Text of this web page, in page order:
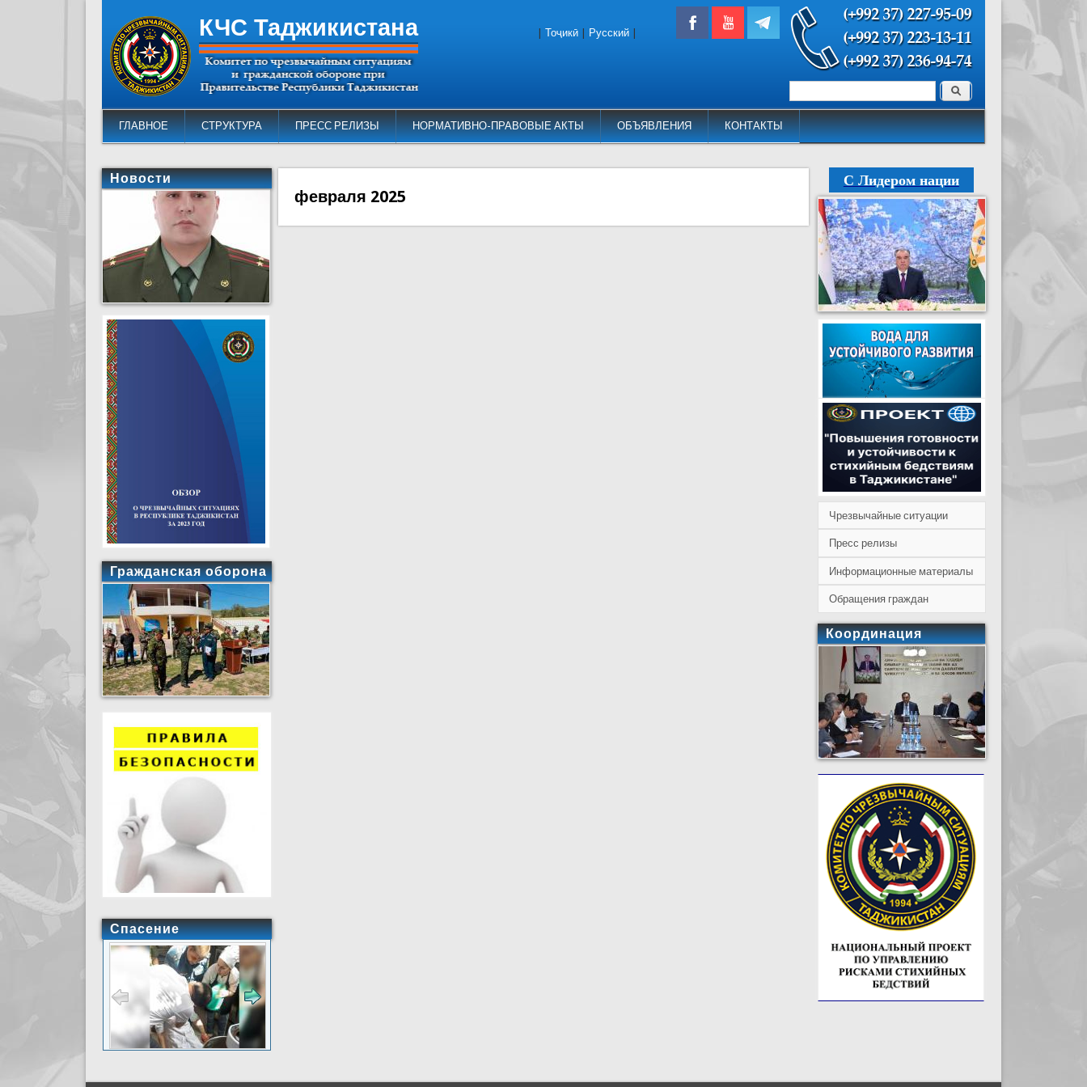
КЧС Таджикистана
ГЛАВНОЕ СТРУКТУРА ПРЕСС РЕЛИЗЫ НОРМАТИВНО-ПРАВОВЫЕ АКТЫ ОБЪЯВЛЕНИЯ КОНТАКТЫ
Форма поиска Поиск
Тоҷикӣ Русский
февраля 2025
Новости
Гражданская оборона
Спасение
С Лидером нации
Чрезвычайные ситуации
Пресс релизы
Информационные материалы
Обращения граждан
Координация